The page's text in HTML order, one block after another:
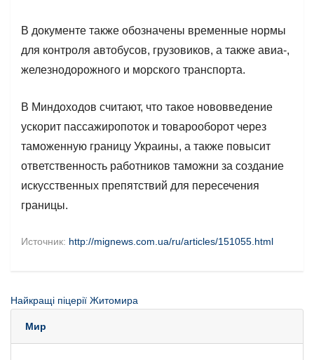
В документе также обозначены временные нормы
для контроля автобусов, грузовиков, а также авиа-,
железнодорожного и морского транспорта.
В Миндоходов считают, что такое нововведение
ускорит пассажиропоток и товарооборот через
таможенную границу Украины, а также повысит
ответственность работников таможни за создание
искусственных препятствий для пересечения
границы.
Источник: http://mignews.com.ua/ru/articles/151055.html
Найкращі піцерії Житомира
Мир